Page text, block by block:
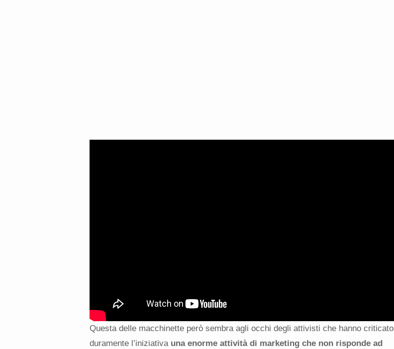
Questa delle macchinette però sembra agli occhi degli attivisti che hanno criticato
duramente l’iniziativa una enorme attività di marketing che non risponde ad